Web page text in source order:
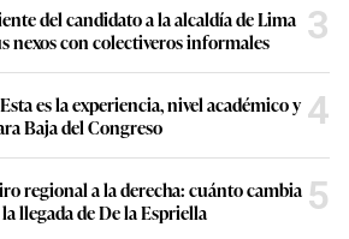
del candidato a la alcaldía de Lima
nexos con colectiveros informales
3
es la experiencia, nivel académico y
Baja del Congreso
4
regional a la derecha: cuánto cambia
llegada de De la Espriella
5